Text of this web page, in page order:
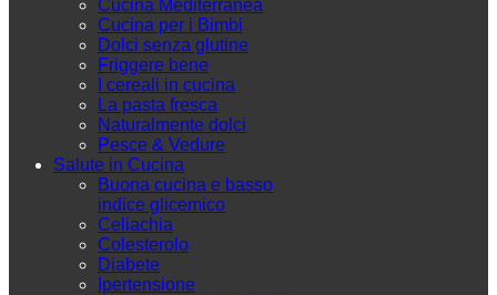
Cucina Mediterranea
Cucina per i Bimbi
Dolci senza glutine
Friggere bene
I cereali in cucina
La pasta fresca
Naturalmente dolci
Pesce & Vedure
Salute in Cucina
Buona cucina e basso
indice glicemico
Celiachia
Colesterolo
Diabete
Ipertensione